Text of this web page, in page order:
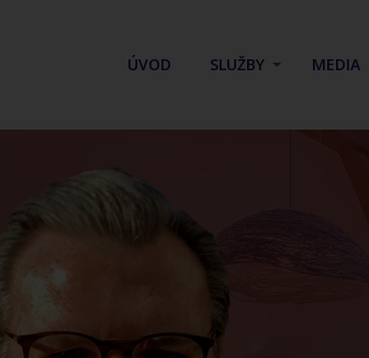
ÚVOD SLUŽBY MEDIA